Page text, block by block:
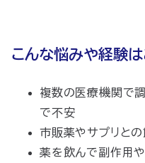
こんな悩みや経験
複数の医療機関で
で不安
市販薬やサプリと
薬を飲んで副作用